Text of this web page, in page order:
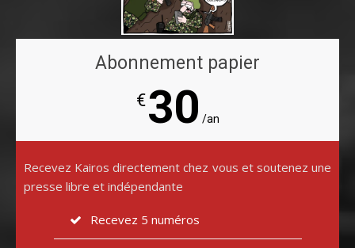
Abonnement papier
€30 /an
Recevez Kairos directement chez vous et soutenez une
presse libre et indépendante
Recevez 5 numéros